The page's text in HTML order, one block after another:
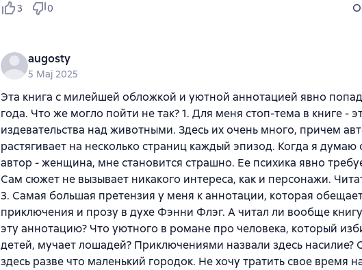
3 0
augosty
5 Maj 2025
Эта книга с милейшей обложкой и уютной аннотацией явно
года. Что же могло пойти не так? 1. Для меня стоп-тема в книге -
издевательства над животными. Здесь их очень много, причем
растягивает на несколько страниц каждый эпизод. Когда я думаю
автор - женщина, мне становится страшно. Ее психика явно
Сам сюжет не вызывает никакого интереса, как и персонажи.
3. Самая большая претензия у меня к аннотации, которая
приключения и прозу в духе Фэнни Флэг. А читал ли вообще книгу
эту аннотацию? Что уютного в романе про человека, который
детей, мучает лошадей? Приключениями назвали здесь насилие?
здесь разве что маленький городок. Не хочу тратить свое время